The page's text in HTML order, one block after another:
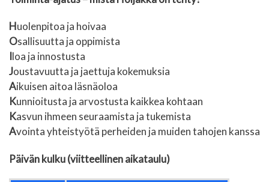
Huolenpitoa ja hoivaa
Osallisuutta ja oppimista
Iloa ja innostusta
Joustavuutta ja jaettuja kokemuksia
Aikuisen aitoa läsnäoloa
Kunnioitusta ja arvostusta kaikkea kohtaan
Kasvun ihmeen seuraamista ja tukemista
Avointa yhteistyötä perheiden ja muiden tahojen kanssa
Päivän kulku (viitteellinen aikataulu)